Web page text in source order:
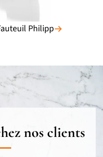
Philipp
nos clients